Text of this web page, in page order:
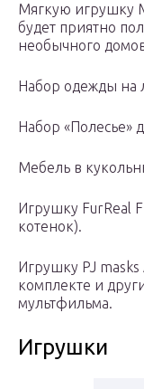
Мягкую игрушку
будет приятно
необычного
Набор одежды на
Набор «Полесье»
Мебель в
Игрушку FurReal
котенок).
Игрушку PJ
комплекте и
мультфильма.
Игрушки